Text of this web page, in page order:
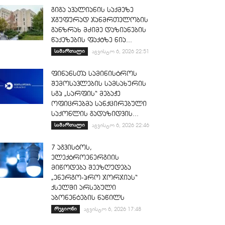
გიგა ავალიანის საქმეზე
ჯგუფურად ჯანმრთელობის
განზრახ მძიმე დაზიანების
წაქეზების ფაქტზე ნია...
სამართალი აგვისტო 6, 2026 22:51
ფინანსთა სამინისტროს
შემოსავლების სამსახურის
სგპ „სარფის“ მებაჟე
ოფიცრებმა სანქცირებული
საქონლის გადაზიდვის...
სამართალი აგვისტო 6, 2026 22:46
7 აგვისტოს,
ელექტროენერგიის
მიწოდება შეეზღუდება
„ენერგო-პრო ჯორჯიას“
ქსელში არსებული
აბონენტების ნაწილს
რეგიონი აგვისტო 6, 2026 17:48